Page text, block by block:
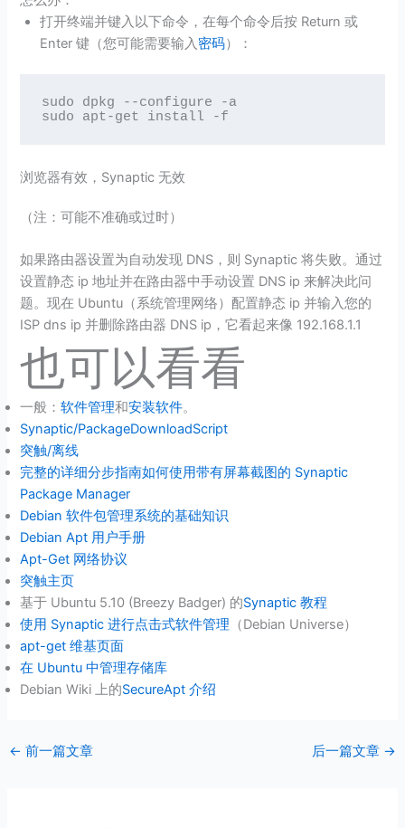
打开终端并键入以下命令，在每个命令后按 Return 或
Enter 键（您可能需要输入密码）：
sudo dpkg --configure -a
sudo apt-get install -f
浏览器有效，Synaptic 无效
（注：可能不准确或过时）
如果路由器设置为自动发现 DNS，则 Synaptic 将失败。通过
设置静态 ip 地址并在路由器中手动设置 DNS ip 来解决此问
题。现在 Ubuntu（系统管理网络）配置静态 ip 并输入您的
ISP dns ip 并删除路由器 DNS ip，它看起来像 192.168.1.1
也可以看看
一般：软件管理和安装软件。
Synaptic/PackageDownloadScript
突触/离线
完整的详细分步指南如何使用带有屏幕截图的 Synaptic
Package Manager
Debian 软件包管理系统的基础知识
Debian Apt 用户手册
Apt-Get 网络协议
突触主页
基于 Ubuntu 5.10 (Breezy Badger) 的Synaptic 教程
使用 Synaptic 进行点击式软件管理 （Debian Universe）
apt-get 维基页面
在 Ubuntu 中管理存储库
Debian Wiki 上的SecureApt 介绍
← 前一篇文章 后一篇文章 →